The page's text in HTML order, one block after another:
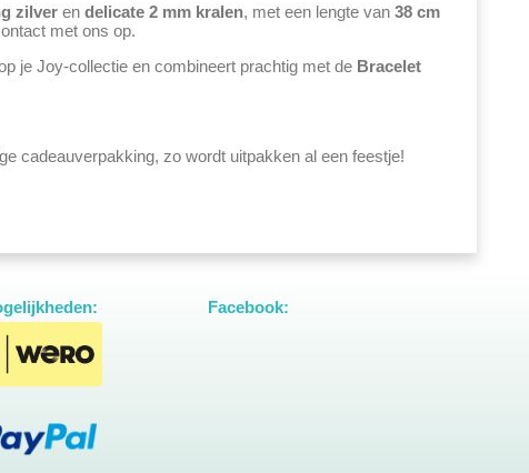
zilver en delicate 2 mm kralen, met een lengte van 38 cm
met ons op.
je Joy-collectie en combineert prachtig met de Bracelet
cadeauverpakking, zo wordt uitpakken al een feestje!
Facebook: